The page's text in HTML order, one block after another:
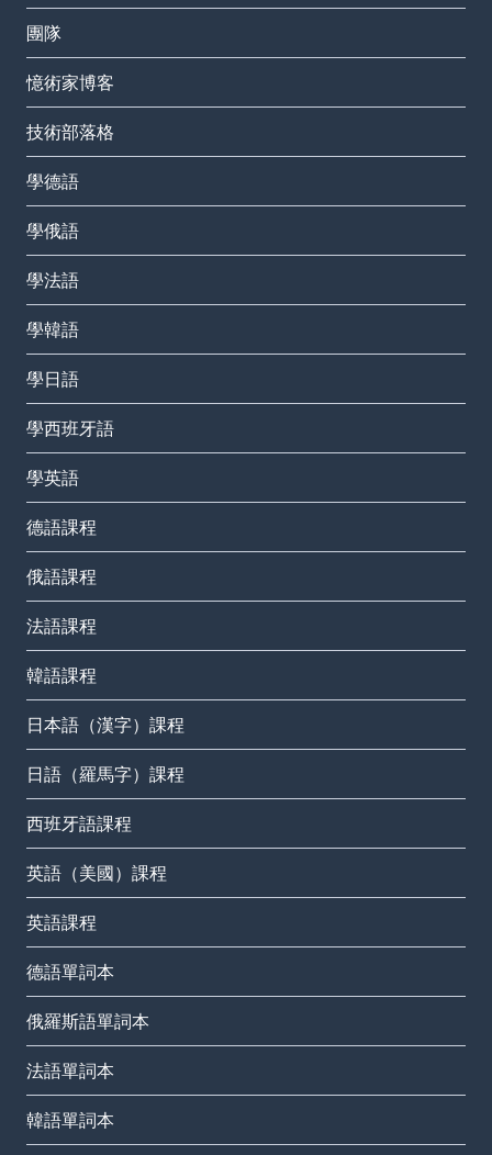
團隊
憶術家博客
技術部落格
學德語
學俄語
學法語
學韓語
學日語
學西班牙語
學英語
德語課程
俄語課程
法語課程
韓語課程
日本語（漢字）課程
日語（羅馬字）課程
西班牙語課程
英語（美國）課程
英語課程
德語單詞本
俄羅斯語單詞本
法語單詞本
韓語單詞本